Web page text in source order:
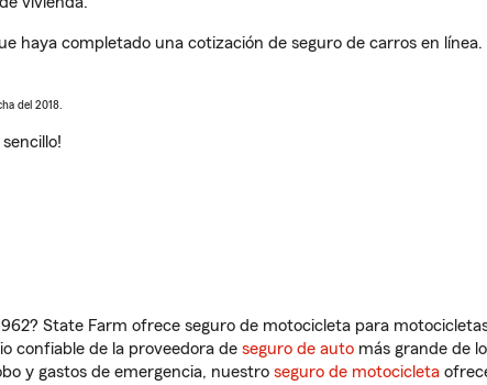
haya completado una cotización de seguro de carros en línea.
del 2018.
sencillo!
State Farm ofrece seguro de motocicleta para
confiable de la proveedora de seguro de auto más grande de
y gastos de emergencia, nuestro seguro de motocicleta